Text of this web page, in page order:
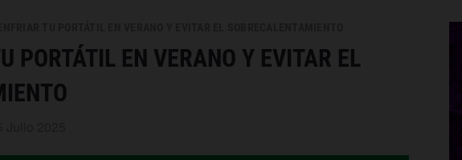
PORTÁTIL EN VERANO Y EVITAR EL